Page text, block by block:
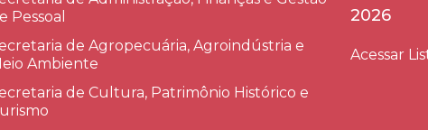
Pessoal
de Agropecuária, Agroindústria e
Ambiente
de Cultura, Patrimônio Histórico e
2026
Acessar